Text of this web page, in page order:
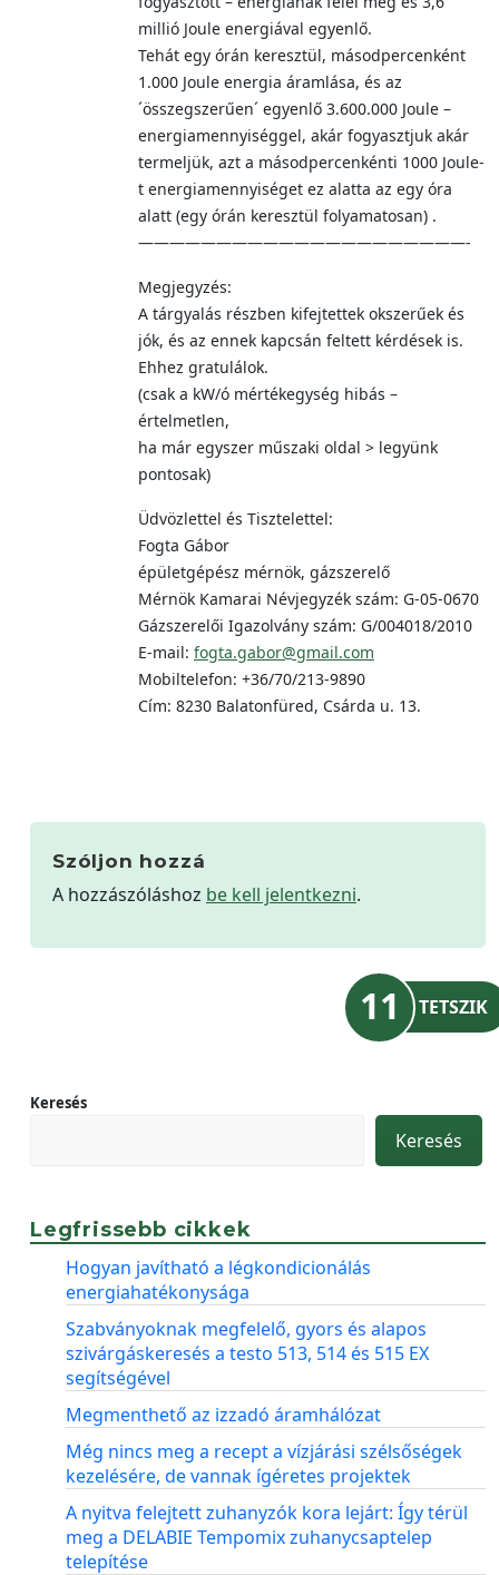
millió Joule energiával egyenlő.
Tehát egy órán keresztül, másodpercenként
1.000 Joule energia áramlása, és az
´összegszerűen´ egyenlő 3.600.000 Joule –
energiamennyiséggel, akár fogyasztjuk akár
termeljük, azt a másodpercenkénti 1000 Joule-
t energiamennyiséget ez alatta az egy óra
alatt (egy órán keresztül folyamatosan) .
—————————————————————-
Megjegyzés:
A tárgyalás részben kifejtettek okszerűek és
jók, és az ennek kapcsán feltett kérdések is.
Ehhez gratulálok.
(csak a kW/ó mértékegység hibás –
értelmetlen,
ha már egyszer műszaki oldal > legyünk
pontosak)
Üdvözlettel és Tisztelettel:
Fogta Gábor
épületgépész mérnök, gázszerelő
Mérnök Kamarai Névjegyzék szám: G-05-0670
Gázszerelői Igazolvány szám: G/004018/2010
E-mail: fogta.gabor@gmail.com
Mobiltelefon: +36/70/213-9890
Cím: 8230 Balatonfüred, Csárda u. 13.
Szóljon hozzá
A hozzászóláshoz be kell jelentkezni.
11 TETSZIK
Keresés
Keresés
Legfrissebb cikkek
Hogyan javítható a légkondicionálás
energiahatékonysága
Szabványoknak megfelelő, gyors és alapos
szivárgáskeresés a testo 513, 514 és 515 EX
segítségével
Megmenthető az izzadó áramhálózat
Még nincs meg a recept a vízjárási szélsőségek
kezelésére, de vannak ígéretes projektek
A nyitva felejtett zuhanyzók kora lejárt: Így térül
meg a DELABIE Tempomix zuhanycsaptelep
telepítése